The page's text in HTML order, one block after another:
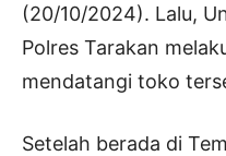
(20/10/2024). Lalu,
Polres Tarakan
mendatangi toko
Setelah berada di